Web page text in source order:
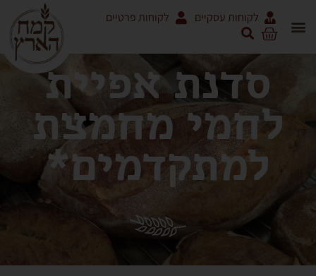
לקוחות עסקיים לקוחות פרטיים
סדנת אפיית
לחמי מחמצת
למתקדמים*